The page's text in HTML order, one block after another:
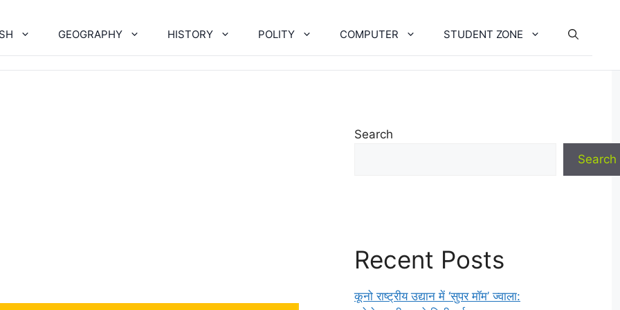
GEOGRAPHY HISTORY POLITY COMPUTER STUDENT ZONE
Search
Search
Recent Posts
कूनो राष्ट्रीय उद्यान में ‘सुपर मॉम’ ज्वाला: